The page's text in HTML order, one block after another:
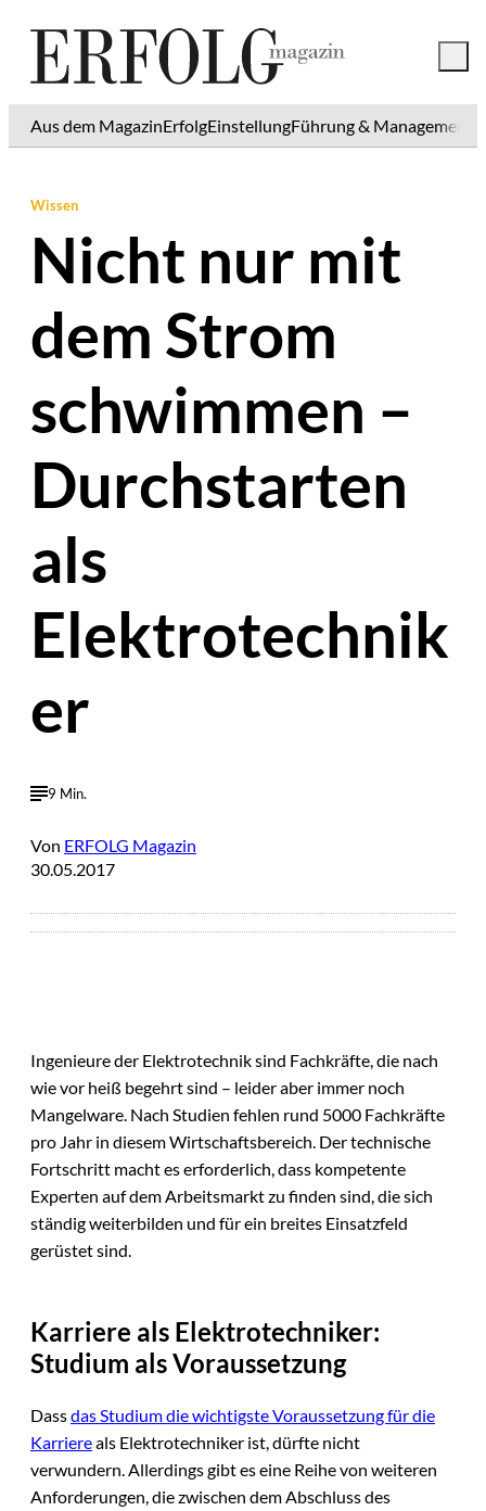
Aus dem MagazinErfolgEinstellungFührung & Management
Wissen
Nicht nur mit
dem Strom
schwimmen –
Durchstarten
als
Elektrotechnik
er
9 Min.
Von ERFOLG Magazin
30.05.2017
Ingenieure der Elektrotechnik sind Fachkräfte, die nach
wie vor heiß begehrt sind – leider aber immer noch
Mangelware. Nach Studien fehlen rund 5000 Fachkräfte
pro Jahr in diesem Wirtschaftsbereich. Der technische
Fortschritt macht es erforderlich, dass kompetente
Experten auf dem Arbeitsmarkt zu finden sind, die sich
ständig weiterbilden und für ein breites Einsatzfeld
gerüstet sind.
Karriere als Elektrotechniker:
Studium als Voraussetzung
Dassdas Studium die wichtigste Voraussetzung für die
Karriereals Elektrotechniker ist, dürfte nicht
verwundern. Allerdings gibt es eine Reihe von weiteren
Anforderungen, die zwischen dem Abschluss des